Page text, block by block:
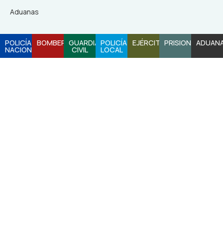
Aduanas
POLICÍA
NACIONAL
BOMBEROSGUARDIA
CIVIL
POLICÍA
LOCAL
EJÉRCITOPRISIONES